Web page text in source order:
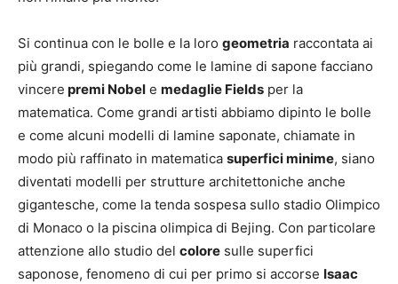
Si continua con le bolle e la loro geometria raccontata ai
più grandi, spiegando come le lamine di sapone facciano
vincere premi Nobel e medaglie Fields per la
matematica. Come grandi artisti abbiamo dipinto le bolle
e come alcuni modelli di lamine saponate, chiamate in
modo più raffinato in matematica superfici minime, siano
diventati modelli per strutture architettoniche anche
gigantesche, come la tenda sospesa sullo stadio Olimpico
di Monaco o la piscina olimpica di Bejing. Con particolare
attenzione allo studio del colore sulle superfici
saponose, fenomeno di cui per primo si accorse Isaac